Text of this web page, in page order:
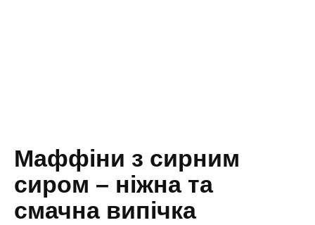
Маффіни з сирним
сиром – ніжна та
смачна випічка